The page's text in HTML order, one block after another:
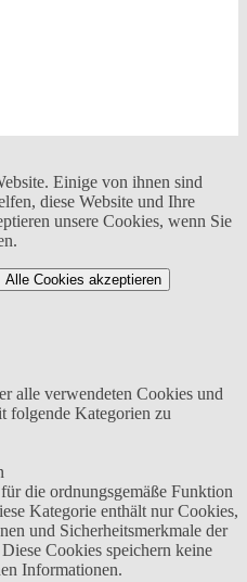
Einige von ihnen sind
diese Website und Ihre
unsere Cookies, wenn Sie
Alle Cookies akzeptieren
alle verwendeten Cookies und
folgende Kategorien zu
die ordnungsgemäße Funktion
Kategorie enthält nur Cookies,
und Sicherheitsmerkmale der
Cookies speichern keine
Informationen.